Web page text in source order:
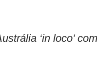
‘in loco’